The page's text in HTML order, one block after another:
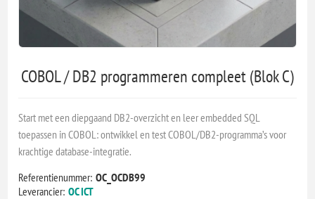
COBOL / DB2 programmeren compleet (Blok C)
Start met een diepgaand DB2-overzicht en leer embedded SQL
toepassen in COBOL: ontwikkel en test COBOL/DB2-programma’s voor
krachtige database-integratie.
Referentienummer: OC_OCDB99
Leverancier: OC ICT